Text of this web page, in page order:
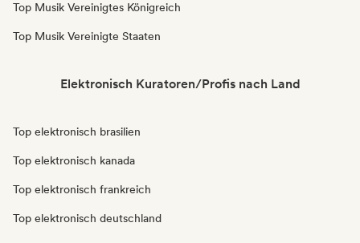
Top Musik Vereinigtes Königreich
Top Musik Vereinigte Staaten
Elektronisch Kuratoren/Profis nach Land
Top elektronisch brasilien
Top elektronisch kanada
Top elektronisch frankreich
Top elektronisch deutschland